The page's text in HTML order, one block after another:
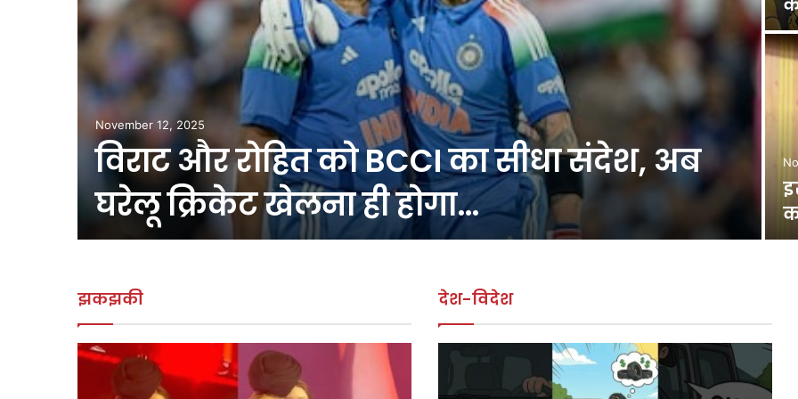
November 12, 2025
विराट और रोहित को BCCI का सीधा संदेश, अब
घरेलू क्रिकेट खेलना ही होगा…
झकझकी देश-विदेश